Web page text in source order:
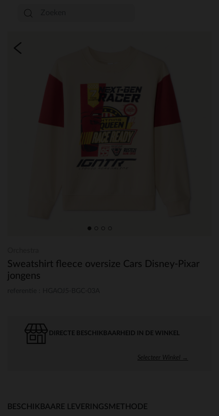
Sweatshirt fleece oversize Cars Disney-Pixar
jongens
DIRECTE BESCHIKBAARHEID IN DE WINKEL
Selecteer Winkel →
BESCHIKBAARE LEVERINGSMETHODE